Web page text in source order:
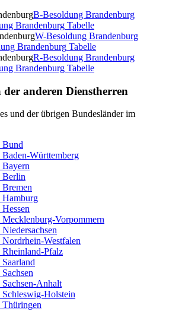
B-Besoldung Brandenburg
Brandenburg Tabelle
W-Besoldung Brandenburg
Brandenburg Tabelle
R-Besoldung Brandenburg
Brandenburg Tabelle
der anderen Dienstherren
und der übrigen Bundesländer im
Bund
Baden-Württemberg
Bayern
Berlin
Bremen
Hamburg
Hessen
Mecklenburg-Vorpommern
Niedersachsen
Nordrhein-Westfalen
Rheinland-Pfalz
Saarland
Sachsen
Sachsen-Anhalt
Schleswig-Holstein
Thüringen